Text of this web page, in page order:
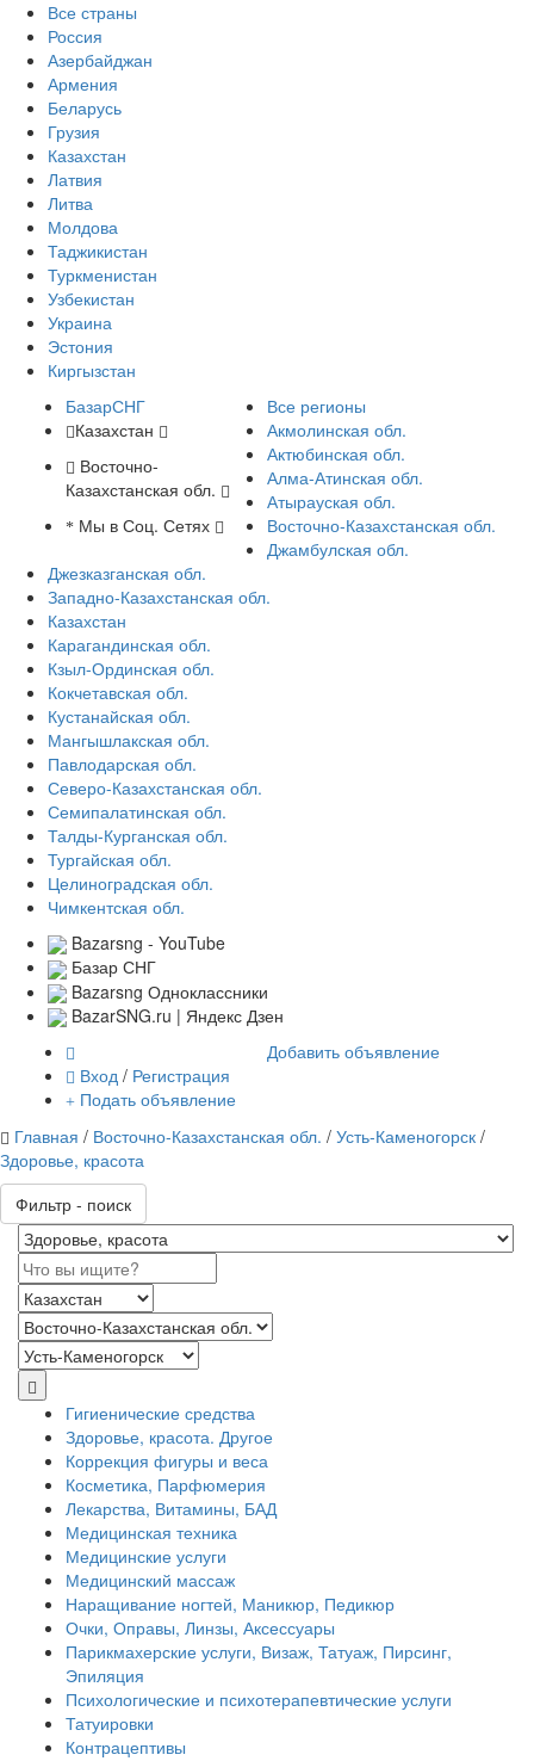
Все страны
Россия
Азербайджан
Армения
Беларусь
Грузия
Казахстан
Латвия
Литва
Молдова
Таджикистан
Туркменистан
Узбекистан
Украина
Эстония
Киргызстан
БазарСНГ
Казахстан
Восточно-
Казахстанская обл.
Мы в Соц. Сетях
Все регионы
Акмолинская обл.
Актюбинская обл.
Алма-Атинская обл.
Атырауская обл.
Восточно-Казахстанская обл.
Джамбулская обл.
Джезказганская обл.
Западно-Казахстанская обл.
Казахстан
Карагандинская обл.
Кзыл-Ординская обл.
Кокчетавская обл.
Кустанайская обл.
Мангышлакская обл.
Павлодарская обл.
Северо-Казахстанская обл.
Семипалатинская обл.
Талды-Курганская обл.
Тургайская обл.
Целиноградская обл.
Чимкентская обл.
Bazarsng - YouTube
Базар СНГ
Bazarsng Одноклассники
BazarSNG.ru | Яндекс Дзен
Вход / Регистрация
Подать объявление
Добавить объявление
Главная / Восточно-Казахстанская обл. / Усть-Каменогорск /
Здоровье, красота
Фильтр - поиск
Гигиенические средства
Здоровье, красота. Другое
Коррекция фигуры и веса
Косметика, Парфюмерия
Лекарства, Витамины, БАД
Медицинская техника
Медицинские услуги
Медицинский массаж
Наращивание ногтей, Маникюр, Педикюр
Очки, Оправы, Линзы, Аксессуары
Парикмахерские услуги, Визаж, Татуаж, Пирсинг,
Эпиляция
Психологические и психотерапевтические услуги
Татуировки
Контрацептивы